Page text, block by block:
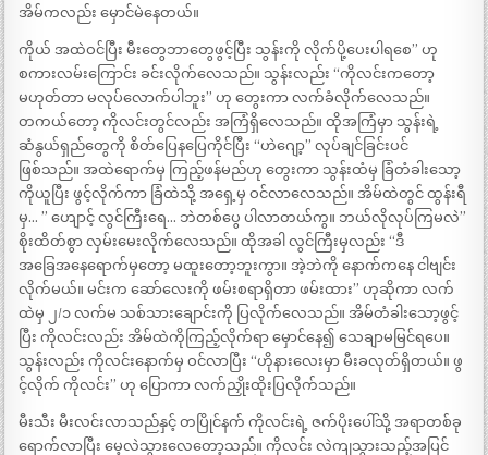
အိမ်ကလည်း မှောင်မဲနေတယ်။
ကိုယ် အထဲဝင်ပြီး မီးတွေဘာတွေဖွင့်ပြီး သွန်းကို လိုက်ပို့ပေးပါရစေ” ဟု
စကားလမ်းကြောင်း ခင်းလိုက်လေသည်။ သွန်းလည်း “ကိုလင်းကတော့
မဟုတ်တာ မလုပ်လောက်ပါဘူး” ဟု တွေးကာ လက်ခံလိုက်လေသည်။
တကယ်တော့ ကိုလင်းတွင်လည်း အကြံရှိလေသည်။ ထိုအကြံမှာ သွန်းရဲ့
ဆံနွယ်ရှည်တွေကို စိတ်ပြေနပြေကိုင်ပြီး “ဟဲဂျော့” လုပ်ချင်ခြင်းပင်
ဖြစ်သည်။ အထဲရောက်မှ ကြည့်ဖန်မည်ဟု တွေးကာ သွန်းထံမှ ခြံတံခါးသော့
ကိုယူပြီး ဖွင့်လိုက်ကာ ခြံထဲသို့ အရှေ့မှ ဝင်လာလေသည်။ အိမ်ထဲတွင် ထွန်းရီ
မှ… ” ဟျောင့် လွင်ကြီးရေ… ဘဲတစ်ပွေ ပါလာတယ်ကွ။ ဘယ်လိုလုပ်ကြမလဲ”
စိုးထိတ်စွာ လှမ်းမေးလိုက်လေသည်။ ထိုအခါ လွင်ကြီးမှလည်း “ဒီ
အခြေအနေရောက်မှတော့ မထူးတော့ဘူးကွာ။ အဲ့ဘဲကို နောက်ကနေ ငါဗျင်း
လိုက်မယ်။ မင်းက ဆော်လေးကို ဖမ်းစရာရှိတာ ဖမ်းထား” ဟုဆိုကာ လက်
ထဲမှ ၂/၁ လက်မ သစ်သားချောင်းကို ပြလိုက်လေသည်။ အိမ်တံခါးသော့ဖွင့်
ပြီး ကိုလင်းလည်း အိမ်ထဲကိုကြည့်လိုက်ရာ မှောင်နေ၍ သေချာမမြင်ရပေ။
သွန်းလည်း ကိုလင်းနောက်မှ ဝင်လာပြီး “ဟိုနားလေးမှာ မီးခလုတ်ရှိတယ်။ ဖွ
င့်လိုက် ကိုလင်း” ဟု ပြောကာ လက်ညှိုးထိုးပြလိုက်သည်။
မီးသီး မီးလင်းလာသည်နှင့် တပြိုင်နက် ကိုလင်းရဲ့ ဇက်ပိုးပေါ်သို့ အရာတစ်ခု
ရောက်လာပြီး မေ့လဲသွားလေတော့သည်။ ကိုလင်း လဲကျသွားသည့်အပြင်